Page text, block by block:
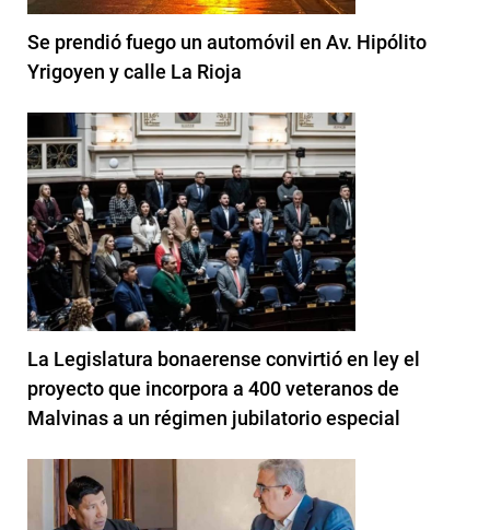
Se prendió fuego un automóvil en Av. Hipólito
Yrigoyen y calle La Rioja
La Legislatura bonaerense convirtió en ley el
proyecto que incorpora a 400 veteranos de
Malvinas a un régimen jubilatorio especial